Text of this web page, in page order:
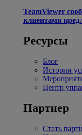
TeamViewer
клиентами
Ресурсы
Блог
Истории
Центр
Партнер
Стать